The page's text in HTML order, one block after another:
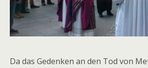
Da das Gedenken an den Tod von